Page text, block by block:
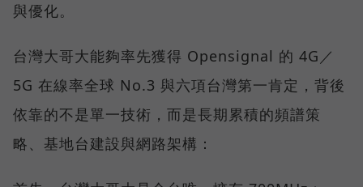
與優化。
台灣大哥大能夠率先獲得 Opensignal 的 4G／
5G 在線率全球 No.3 與六項台灣第一肯定，背後
依靠的不是單一技術，而是長期累積的頻譜策
略、基地台建設與網路架構：